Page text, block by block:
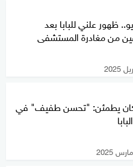
ظهور علني للبابا بعد
من مغادرة المستشفى
يطمئن: "تحسن طفيف" في